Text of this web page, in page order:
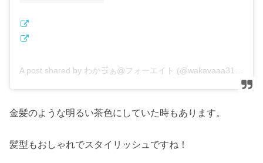
金髪のような明るい茶色にしていた時もあります。
髪型もおしゃれでスタイリッシュですね！